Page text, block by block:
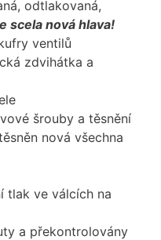
odtlakovaná,
scela nová hlava!
ventilů
zdvihátka a
šrouby a těsnění
nová všechna
tlak ve válcích na
a překontrolovány